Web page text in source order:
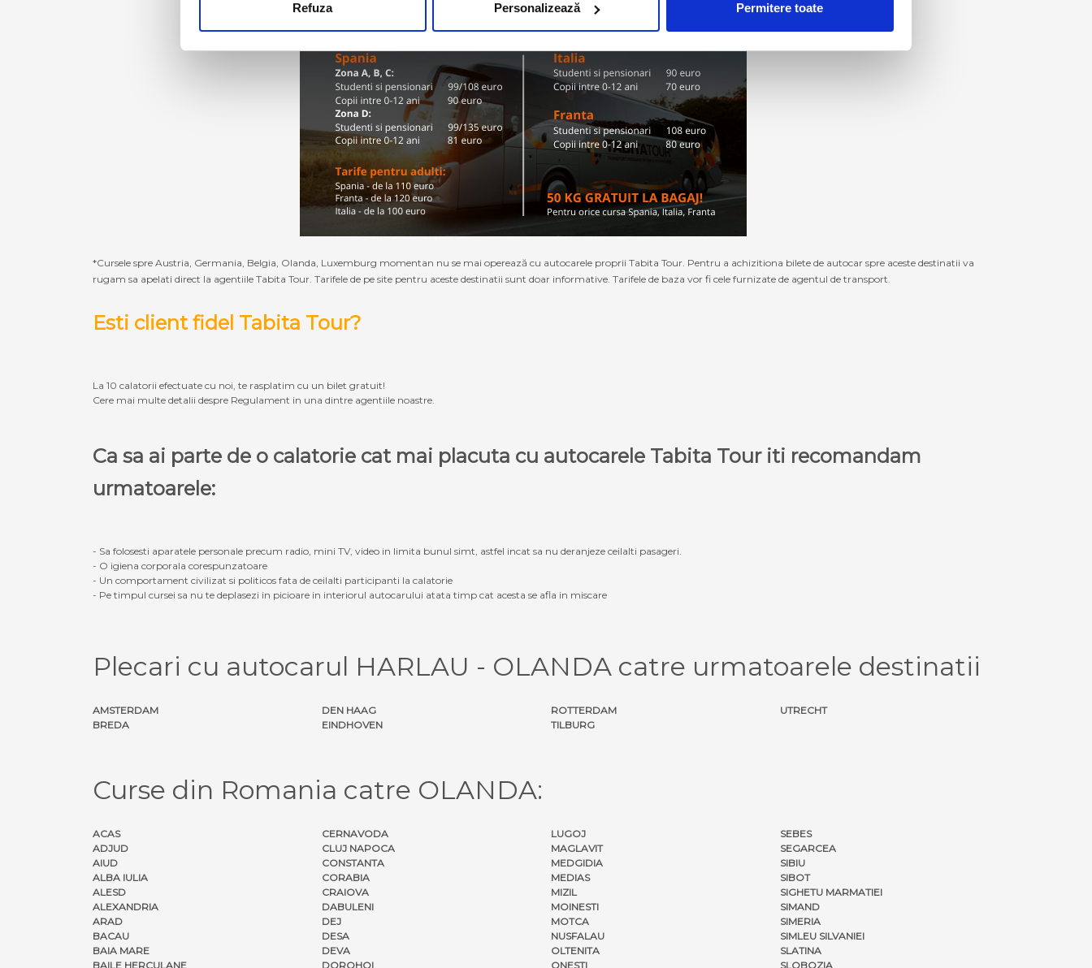
Refuza Personalizează Permitere toate
*Cursele spre Austria, Germania, Belgia, Olanda, Luxemburg momentan nu se mai operează cu autocarele proprii Tabita Tour. Pentru a achizitiona bilete de autocar spre aceste destinatii va
rugam sa apelati direct la agentiile Tabita Tour. Tarifele de pe site pentru aceste destinatii sunt doar informative. Tarifele de baza vor fi cele furnizate de agentul de transport.
Esti client fidel Tabita Tour?
La 10 calatorii efectuate cu noi, te rasplatim cu un bilet gratuit!
Cere mai multe detalii despre Regulament in una dintre agentiile noastre.
Ca sa ai parte de o calatorie cat mai placuta cu autocarele Tabita Tour iti recomandam
urmatoarele:
- Sa folosesti aparatele personale precum radio, mini TV, video in limita bunul simt, astfel incat sa nu deranjeze ceilalti pasageri.
- O igiena corporala corespunzatoare
- Un comportament civilizat si politicos fata de ceilalti participanti la calatorie
- Pe timpul cursei sa nu te deplasezi in picioare in interiorul autocarului atata timp cat acesta se afla in miscare
Plecari cu autocarul HARLAU - OLANDA catre urmatoarele destinatii
AMSTERDAM
BREDA
DEN HAAG
EINDHOVEN
ROTTERDAM
TILBURG
UTRECHT
Curse din Romania catre OLANDA:
ACAS
ADJUD
AIUD
ALBA IULIA
ALESD
ALEXANDRIA
ARAD
BACAU
BAIA MARE
BAILE HERCULANE
CERNAVODA
CLUJ NAPOCA
CONSTANTA
CORABIA
CRAIOVA
DABULENI
DEJ
DESA
DEVA
DOROHOI
LUGOJ
MAGLAVIT
MEDGIDIA
MEDIAS
MIZIL
MOINESTI
MOTCA
NUSFALAU
OLTENITA
ONESTI
SEBES
SEGARCEA
SIBIU
SIBOT
SIGHETU MARMATIEI
SIMAND
SIMERIA
SIMLEU SILVANIEI
SLATINA
SLOBOZIA